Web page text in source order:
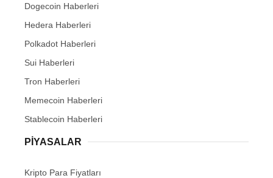
Dogecoin Haberleri
Hedera Haberleri
Polkadot Haberleri
Sui Haberleri
Tron Haberleri
Memecoin Haberleri
Stablecoin Haberleri
PIYASALAR
Kripto Para Fiyatları